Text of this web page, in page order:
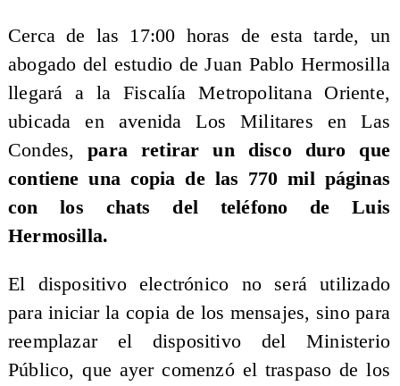
Cerca de las 17:00 horas de esta tarde, un
abogado del estudio de Juan Pablo Hermosilla
llegará a la Fiscalía Metropolitana Oriente,
ubicada en avenida Los Militares en Las
Condes,para retirar un disco duro que
contiene una copia de las 770 mil páginas
con los chats del teléfono de Luis
Hermosilla.
El dispositivo electrónico no será utilizado
para iniciar la copia de los mensajes, sino para
reemplazar el dispositivo del Ministerio
Público, que ayer comenzó el traspaso de los